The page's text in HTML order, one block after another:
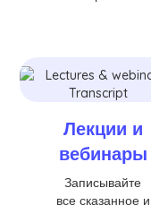
Лекции и
вебинары
Записывайте
все сказанное и